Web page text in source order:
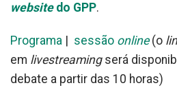
website do GPP.
Programa sessão online (o
em livestreaming será
debate a partir das 10 horas)